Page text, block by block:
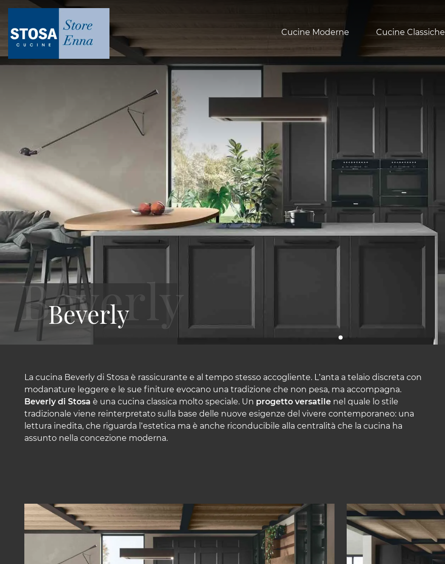
Cucine Moderne Cucine Classiche
Beverly
La cucina Beverly di Stosa è rassicurante e al tempo stesso accogliente. L’anta a telaio discreta con
modanature leggere e le sue finiture evocano una tradizione che non pesa, ma accompagna.
Beverly di Stosa è una cucina classica molto speciale. Un progetto versatile nel quale lo stile
tradizionale viene reinterpretato sulla base delle nuove esigenze del vivere contemporaneo: una
lettura inedita, che riguarda l’estetica ma è anche riconducibile alla centralità che la cucina ha
assunto nella concezione moderna.